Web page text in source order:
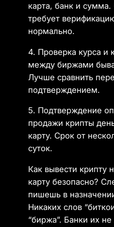
карта, банк и
требует
нормально.
4. Проверка курса и
между биржами
Лучше сравнить
подтверждением.
5. Подтверждение
продажи крипты
карту. Срок от
суток.
Как вывести крипту
карту безопасно?
пишешь в
Никаких слов
“биржа”. Банки их